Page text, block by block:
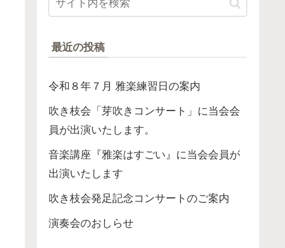
最近の投稿
令和８年７月 雅楽練習日の案内
吹き枝会「芽吹きコンサート」に当会会
員が出演いたします。
音楽講座『雅楽はすごい』に当会会員が
出演いたします
吹き枝会発足記念コンサートのご案内
演奏会のおしらせ